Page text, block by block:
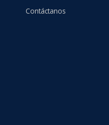
Contáctanos